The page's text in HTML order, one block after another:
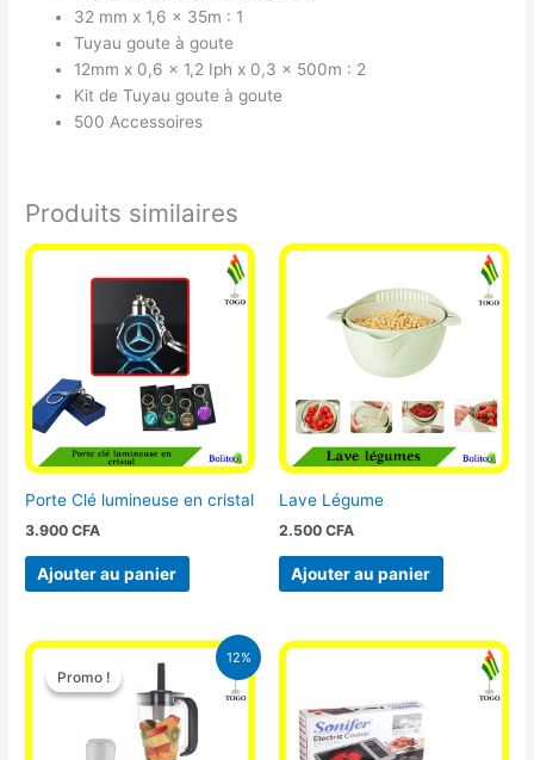
32 mm x 1,6 x 35m : 1
Tuyau goute à goute
12mm x 0,6 x 1,2 Iph x 0,3 x 500m : 2
Kit de Tuyau goute à goute
500 Accessoires
Produits similaires
Porte Clé lumineuse en cristal
3.900CFA
Ajouter au panier
Lave Légume
2.500 CFA
Ajouter au panier
12%
Promo !
Promo !
Le
prix
initial
était :
25.000 CFA.
Le
prix
actuel
est :